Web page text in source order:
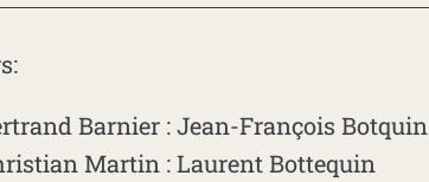
Barnier : Jean-François Botquin
Martin : Laurent Bottequin